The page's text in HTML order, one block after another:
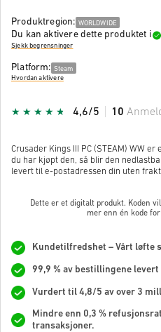
Produktregion: WORLDWIDE
Du kan aktivere dette produktet i
Sjekk begrensninger
Platform: Steam
Hvordan aktivere
4,6/5 10
Crusader Kings III PC (STEAM) WW
du har kjøpt den, så blir den
levert til e-postadressen din uten
Dette er et digitalt produkt. Koden
mer enn én kode
Kundetilfredshet – Vårt løfte
99,9 % av bestillingene
Vurdert til 4,8/5 av over 3
Mindre enn 0,3 %
transaksjoner.